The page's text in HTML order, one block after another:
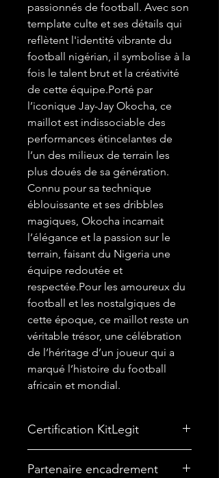
passionnés de football. Avec son
template culte et ses détails qui
reflètent l'identité vibrante du
football nigérian, il symbolise à la
fois le talent brut et la créativité
de cette équipe.Porté par
l’iconique Jay-Jay Okocha, ce
maillot est indissociable des
performances étincelantes de
l’un des milieux de terrain les
plus doués de sa génération.
Connu pour sa technique
éblouissante et ses dribbles
magiques, Okocha incarnait
l’élégance et la passion sur le
terrain, faisant du Nigeria une
équipe redoutée et
respectée.Pour les amoureux du
football et les nostalgiques de
cette époque, ce maillot reste un
véritable trésor, une célébration
de l’héritage d’un joueur qui a
marqué l’histoire du football
africain et mondial.
Certification KitLegit
unCertificat d'Authenticité,
Partenaire encadrement